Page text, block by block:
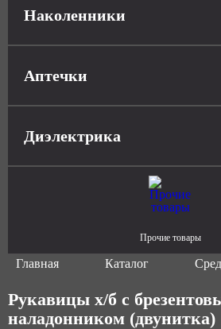
Наколенники
Аптечки
Диэлектрика
Прочие товары
Главная Каталог
Рукавицы х/б с
наладонником (двунитка)